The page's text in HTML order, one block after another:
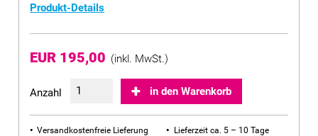
Produkt-Details
EUR 195,00 (inkl. MwSt.)
Anzahl in den Warenkorb
Versandkostenfreie Lieferung Lieferzeit ca. 5 – 10 Tage